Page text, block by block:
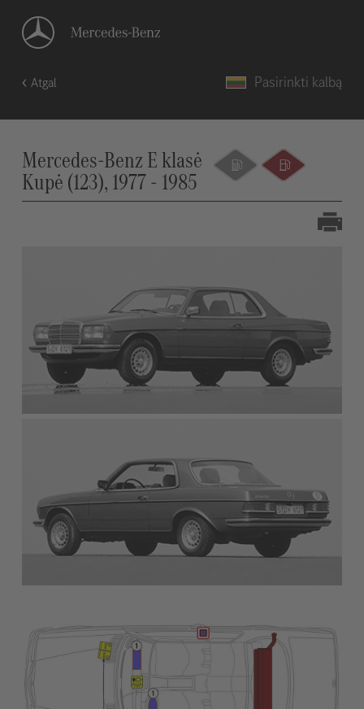
Atgal Pasirinkti kalbą
Mercedes-Benz E klasė
Kupė (123), 1977 - 1985